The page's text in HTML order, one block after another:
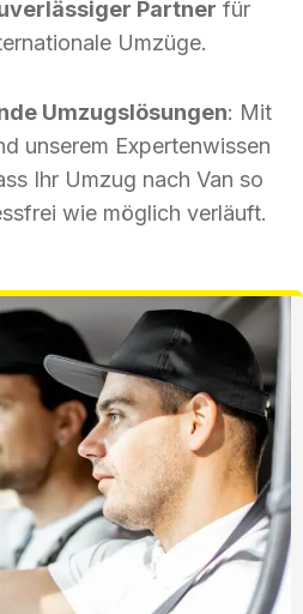
Partner für
Umzüge.
Umzugslösungen: Mit
unserem Expertenwissen
Ihr Umzug nach Van so
wie möglich verläuft.